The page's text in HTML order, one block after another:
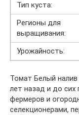
Тип куста:
Регионы для
выращивания:
Урожайность:
Томат Белый
лет назад и до
фермеров и
селекционерами,